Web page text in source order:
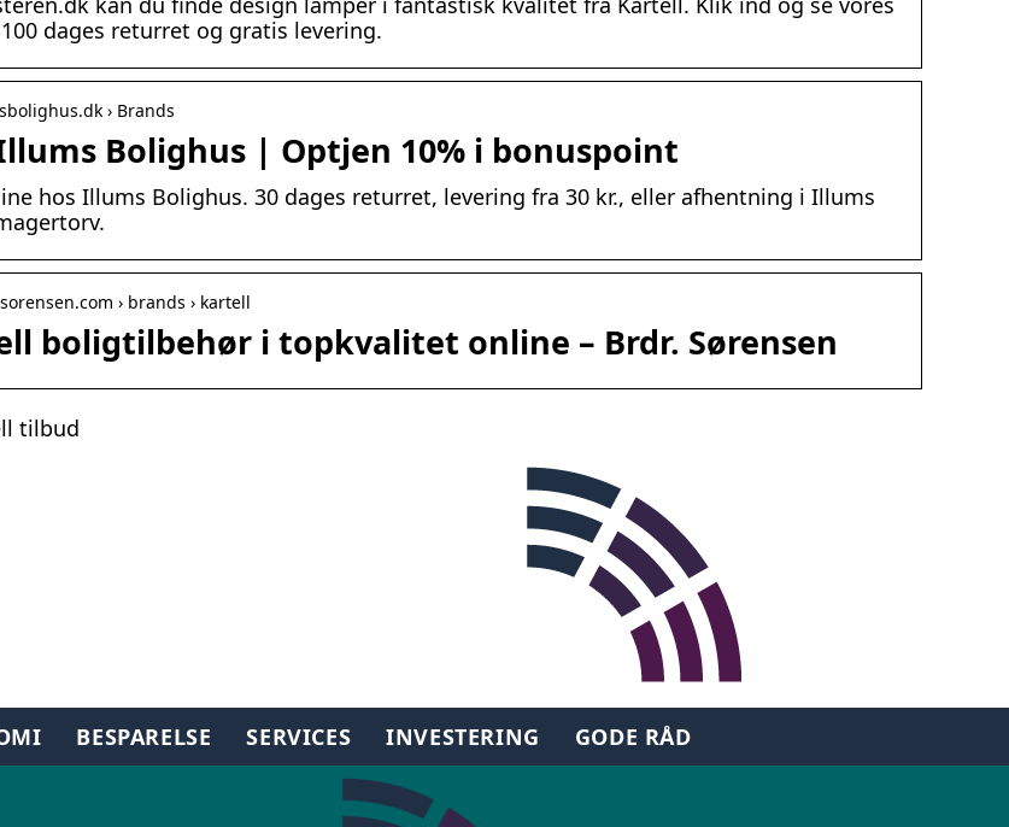
dages returret og gratis levering.
› Brands
Bolighus | Optjen 10% i bonuspoint
hos Illums Bolighus. 30 dages returret, levering fra 30 kr., eller afhentning i Illums
› brands › kartell
boligtilbehør i topkvalitet online – Brdr. Sørensen
tilbud
BESPARELSE SERVICES INVESTERING GODE RÅD